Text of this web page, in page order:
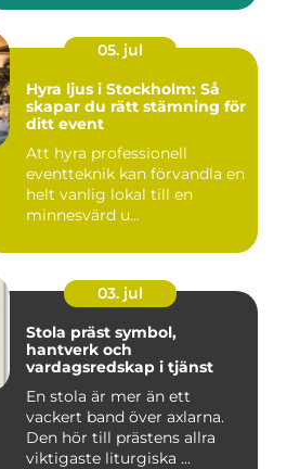
05. jul
Hyra ljus i Stockholm: Så
skapar du rätt stämning för
ditt event
Att hyra professionell
eventteknik kan förvandla en
helt vanlig lokal till en
minnesvärd u...
03. jul
Stola präst symbol,
hantverk och
vardagsredskap i tjänst
En stola är mer än ett
vackert band över axlarna.
Den hör till prästens allra
viktigaste liturgiska ...